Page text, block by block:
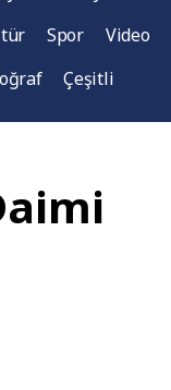
Spor
Video
Çeşitli